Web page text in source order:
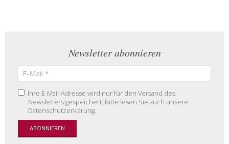
Newsletter abonnieren
Ihre E-Mail-Adresse wird nur für den Versand des
Newsletters gespeichert. Bitte lesen Sie auch unsere
Datenschutzerklärung.